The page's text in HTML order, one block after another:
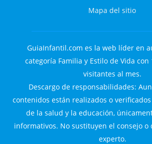
Mapa del sitio
GuiaInfantil.com es la web líder en
categoría Familia y Estilo de Vida
visitantes al mes.
Descargo de responsabilidades:
contenidos están realizados o
de la salud y la educación,
informativos. No sustituyen el consejo o
experto.